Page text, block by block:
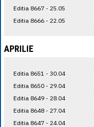
Editia 8667 - 25.05
Editia 8666 - 22.05
APRILIE
Editia 8651 - 30.04
Editia 8650 - 29.04
Editia 8649 - 28.04
Editia 8648 - 27.04
Editia 8647 - 24.04